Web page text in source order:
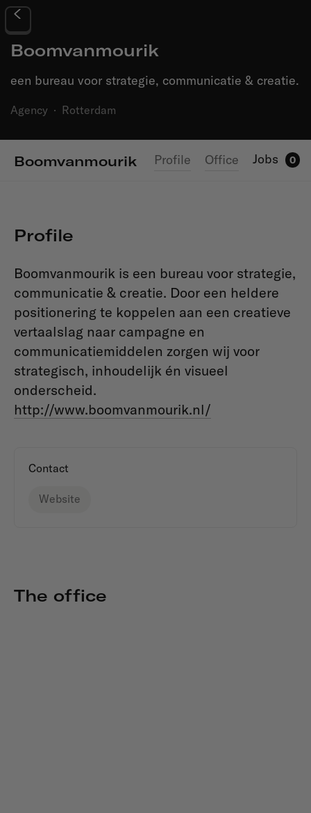
Boomvanmourik
een bureau voor strategie, communicatie & creatie.
Agency · Rotterdam
Boomvanmourik Profile Office Jobs 0
Profile
Boomvanmourik is een bureau voor strategie,
communicatie & creatie. Door een heldere
positionering te koppelen aan een creatieve
vertaalslag naar campagne en
communicatiemiddelen zorgen wij voor
strategisch, inhoudelijk én visueel
onderscheid.
http://www.boomvanmourik.nl/
Contact
Website
The office